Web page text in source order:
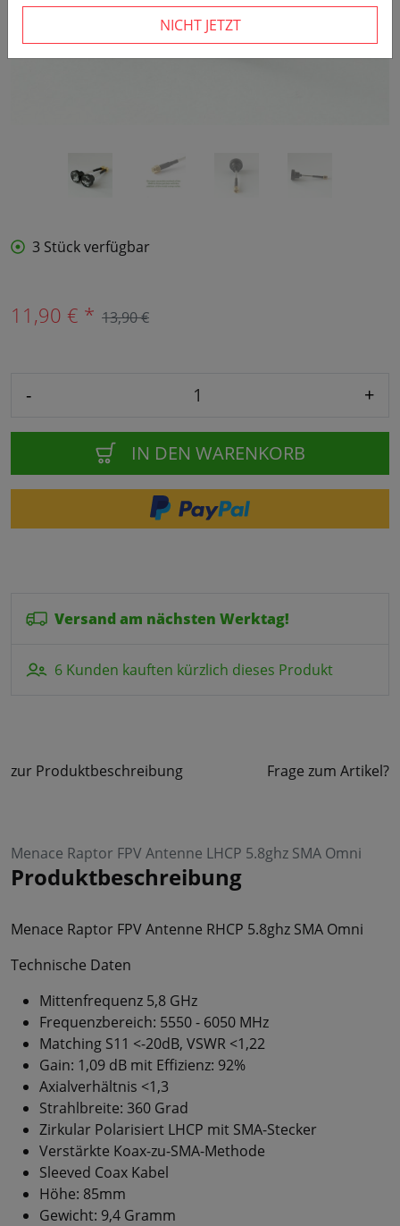
3 Stück verfügbar
11,90 € * 13,90 €
- +
IN DEN WARENKORB
Versand am nächsten Werktag!
6 Kunden kauften kürzlich dieses Produkt
zur Produktbeschreibung Frage zum Artikel?
Menace Raptor FPV Antenne LHCP 5.8ghz SMA Omni
Produktbeschreibung
Menace Raptor FPV Antenne RHCP 5.8ghz SMA Omni
Technische Daten
Mittenfrequenz 5,8 GHz
Frequenzbereich: 5550 - 6050 MHz
Matching S11 <-20dB, VSWR <1,22
Gain: 1,09 dB mit Effizienz: 92%
Axialverhältnis <1,3
Strahlbreite: 360 Grad
Zirkular Polarisiert LHCP mit SMA-Stecker
Verstärkte Koax-zu-SMA-Methode
Sleeved Coax Kabel
Höhe: 85mm
Gewicht: 9,4 Gramm
NICHT JETZT